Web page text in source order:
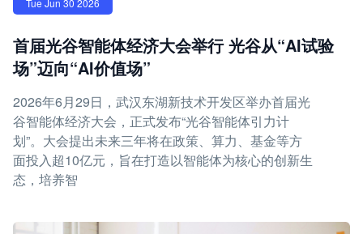
Tue Jun 30 2026
首届光谷智能体经济大会举行 光谷从“AI试验
场”迈向“AI价值场”
2026年6月29日，武汉东湖新技术开发区举办首届光
谷智能体经济大会，正式发布“光谷智能体引力计
划”。大会提出未来三年将在政策、算力、基金等方
面投入超10亿元，旨在打造以智能体为核心的创新生
态，培养智